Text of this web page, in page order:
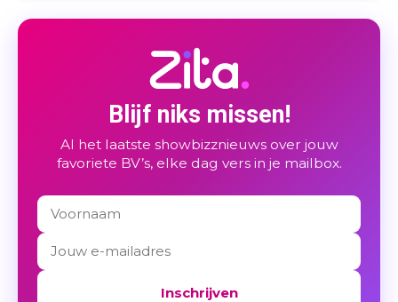
Blijf niks missen!
Al het laatste showbizznieuws over jouw
favoriete BV’s, elke dag vers in je mailbox.
Inschrijven